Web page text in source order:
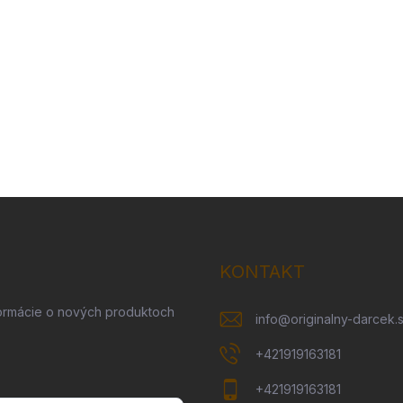
o nových produktoch
KONTAKT
info@originalny-
+421919163181
+421919163181